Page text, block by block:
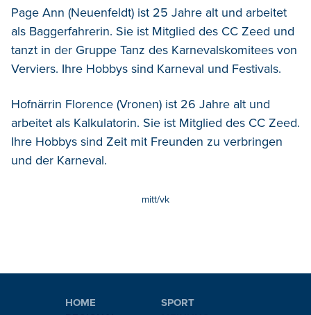
Page Ann (Neuenfeldt) ist 25 Jahre alt und arbeitet
als Baggerfahrerin. Sie ist Mitglied des CC Zeed und
tanzt in der Gruppe Tanz des Karnevalskomitees von
Verviers. Ihre Hobbys sind Karneval und Festivals.
Hofnärrin Florence (Vronen) ist 26 Jahre alt und
arbeitet als Kalkulatorin. Sie ist Mitglied des CC Zeed.
Ihre Hobbys sind Zeit mit Freunden zu verbringen
und der Karneval.
mitt/vk
HOME
SPORT